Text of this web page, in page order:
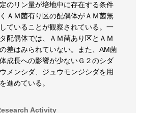
のリン量が培地中に存在する条件
ＡＭ菌有り区の配偶体がＡＭ菌無
ていることが観察されている。一
配偶体では、ＡＭ菌あり区とＡＭ
差はみられていない。また、AM菌
成長への影響が少ないＧ２のシダ
メンシダ、ジュウモンジシダを用
進めている。
Activity